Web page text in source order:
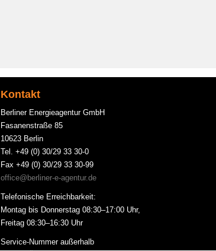
Kontakt
Berliner Energieagentur GmbH
Fasanenstraße 85
10623 Berlin
Tel. +49 (0) 30/29 33 30-0
Fax +49 (0) 30/29 33 30-99
office@berliner-e-agentur.de
Telefonische Erreichbarkeit:
Montag bis Donnerstag 08:30–17:00 Uhr,
Freitag 08:30–16:30 Uhr
Service-Nummer außerhalb